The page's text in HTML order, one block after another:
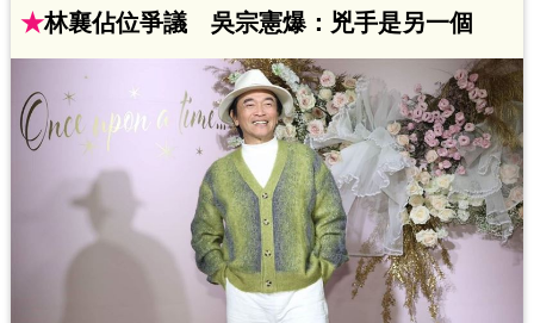
個問題。趙浩雲
★林襄佔位爭議 吳宗憲爆：兇手是另一個